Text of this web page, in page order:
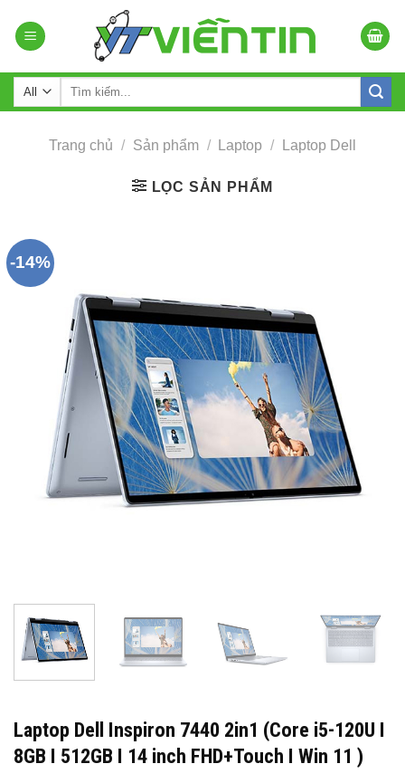
content
Tìm
Trang chủ / Sản phẩm / Laptop / Laptop Dell
LỌC SẢN PHẨM
-14%
Laptop Dell Inspiron 7440 2in1 (Core i5-120U I
8GB I 512GB I 14 inch FHD+Touch I Win 11 )